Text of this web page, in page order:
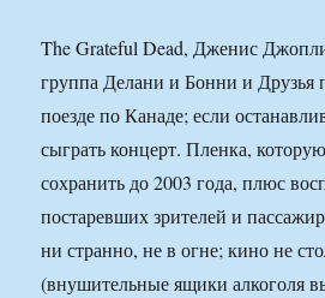
The Grateful Dead, Дженис
группа Делани и Бонни и Друзья
поезде по Канаде; если
сыграть концерт. Пленка,
сохранить до 2003 года, плюс
постаревших зрителей и
ни странно, не в огне; кино не
(внушительные ящики алкоголя